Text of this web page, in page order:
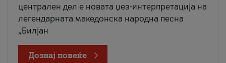
централен дел е новата џез-интерпретација на
легендарната македонска народна песна
„Билјан
Дознај повеќе